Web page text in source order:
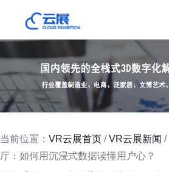
当前位置： VR云展首页 /VR云展新闻 /
厅：如何用沉浸式数据读懂用户心？